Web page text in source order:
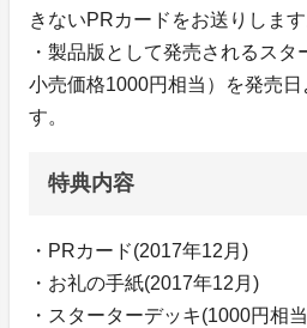
きないPRカードをお送りします
・製品版として発売されるス
小売価格1000円相当）を発売日
す。
特典内容
・PRカード(2017年12月)
・お礼の手紙(2017年12月)
・スターターデッキ(1000円相